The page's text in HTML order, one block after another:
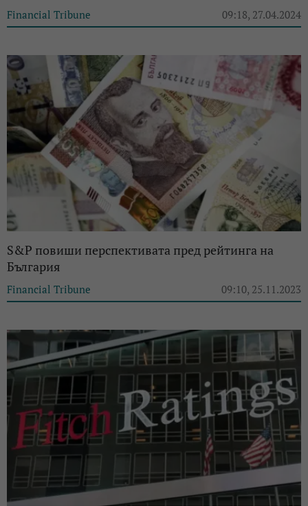
Financial Tribune 09:18, 27.04.2024
S&P повиши перспективата пред рейтинга на
България
Financial Tribune 09:10, 25.11.2023